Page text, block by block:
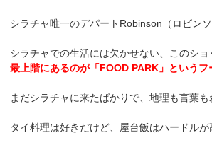
シラチャ唯一のデパートRobinson（ロビンソ
シラチャでの生活には欠かせない、このシ
最上階にあるのが「FOOD PARK」というフ
まだシラチャに来たばかりで、地理も言葉も
タイ料理は好きだけど、屋台飯はハードルが